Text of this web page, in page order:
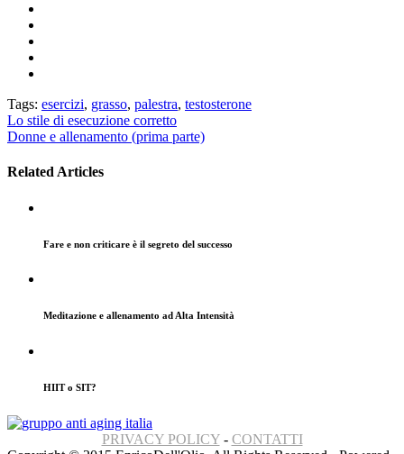
Tags: esercizi, grasso, palestra, testosterone
Navigazione
articoli
Lo stile di esecuzione corretto
Donne e allenamento (prima parte)
Related Articles
Fare e non criticare è il segreto del successo
Meditazione e allenamento ad Alta Intensità
HIIT o SIT?
PRIVACY POLICY- CONTATTI